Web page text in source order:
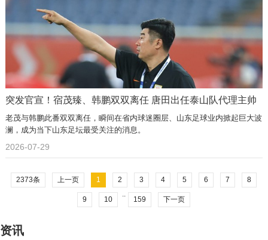
突发官宣！宿茂臻、韩鹏双双离任 唐田出任泰山队代理主帅
老茂与韩鹏此番双双离任，瞬间在省内球迷圈层、山东足球业内掀起巨大波
澜，成为当下山东足坛最受关注的消息。
2026-07-29
2373条 上一页 1 2 3 4 5 6 7 8
9 10
..
159 下一页
资讯